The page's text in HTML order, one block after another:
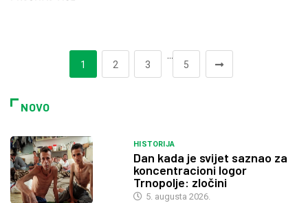
1 2 3
5
NOVO
HISTORIJA
Dan kada je svijet saznao za
koncentracioni logor
Trnopolje: zločini
5. augusta 2026.